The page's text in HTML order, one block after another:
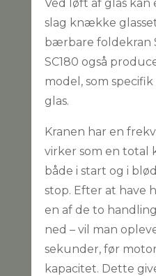
Ved løft af glas
slag knække
bærbare foldekran
SC180 også
model, som
glas.
Kranen har en
virker som en total
både i start og i
stop. Efter at have
en af de to
ned – vil man
sekunder, før
kapacitet. Dette